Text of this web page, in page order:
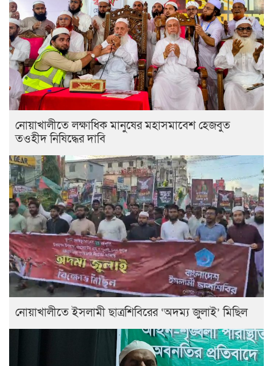
নোয়াখালীতে লক্ষাধিক মানুষের মহাসমাবেশ হেজবুত
তওহীদ নিষিদ্ধের দাবি
নোয়াখালীতে ইসলামী ছাত্রশিবিরের ‘অদম্য জুলাই’ মিছিল